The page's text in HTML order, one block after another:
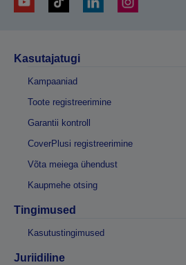
Kasutajatugi
Kampaaniad
Toote registreerimine
Garantii kontroll
CoverPlusi registreerimine
Võta meiega ühendust
Kaupmehe otsing
Tingimused
Kasutustingimused
Juriidiline